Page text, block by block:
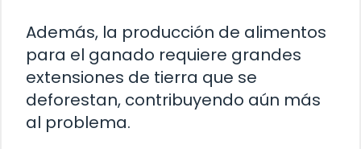
Además, la producción de alimentos
para el ganado requiere grandes
extensiones de tierra que se
deforestan, contribuyendo aún más
al problema.